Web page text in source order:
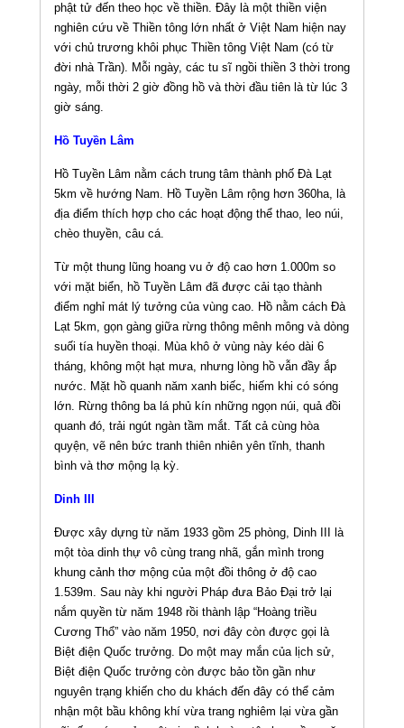
phật tử đến theo học về thiền. Đây là một thiền viện
nghiên cứu về Thiền tông lớn nhất ở Việt Nam hiện nay
với chủ trương khôi phục Thiền tông Việt Nam (có từ
đời nhà Trần). Mỗi ngày, các tu sĩ ngồi thiền 3 thời trong
ngày, mỗi thời 2 giờ đồng hồ và thời đầu tiên là từ lúc 3
giờ sáng.
Hồ Tuyền Lâm
Hồ Tuyền Lâm nằm cách trung tâm thành phố Đà Lạt
5km về hướng Nam. Hồ Tuyền Lâm rộng hơn 360ha, là
địa điểm thích hợp cho các hoạt động thể thao, leo núi,
chèo thuyền, câu cá.
Từ một thung lũng hoang vu ở độ cao hơn 1.000m so
với mặt biển, hồ Tuyền Lâm đã được cải tạo thành
điểm nghỉ mát lý tưởng của vùng cao. Hồ nằm cách Ðà
Lạt 5km, gọn gàng giữa rừng thông mênh mông và dòng
suối tía huyền thoại. Mùa khô ở vùng này kéo dài 6
tháng, không một hạt mưa, nhưng lòng hồ vẫn đầy ắp
nước. Mặt hồ quanh năm xanh biếc, hiếm khi có sóng
lớn. Rừng thông ba lá phủ kín những ngọn núi, quả đồi
quanh đó, trải ngút ngàn tầm mắt. Tất cả cùng hòa
quyện, vẽ nên bức tranh thiên nhiên yên tĩnh, thanh
bình và thơ mộng lạ kỳ.
Dinh III
Được xây dựng từ năm 1933 gồm 25 phòng, Dinh III là
một tòa dinh thự vô cùng trang nhã, gắn mình trong
khung cảnh thơ mộng của một đồi thông ở độ cao
1.539m. Sau này khi người Pháp đưa Bảo Đại trở lại
nắm quyền từ năm 1948 rồi thành lập “Hoàng triều
Cương Thổ” vào năm 1950, nơi đây còn được gọi là
Biệt điện Quốc trưởng. Do một may mắn của lịch sử,
Biệt điện Quốc trưởng còn được bảo tồn gần như
nguyên trạng khiến cho du khách đến đây có thể cảm
nhận một bầu không khí vừa trang nghiêm lại vừa gần